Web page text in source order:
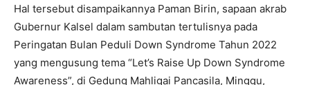
Hal tersebut disampaikannya Paman Birin, sapaan akrab
Gubernur Kalsel dalam sambutan tertulisnya pada
Peringatan Bulan Peduli Down Syndrome Tahun 2022
yang mengusung tema “Let’s Raise Up Down Syndrome
Awareness”, di Gedung Mahligai Pancasila, Minggu,